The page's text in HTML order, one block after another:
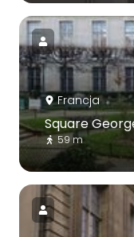
Francja
Square
59 m